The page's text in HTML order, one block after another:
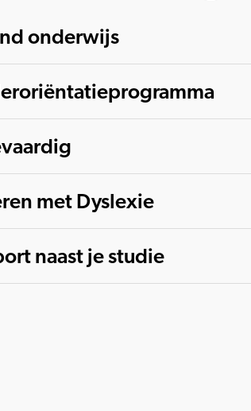
onderwijs
met Dyslexie
naast je studie